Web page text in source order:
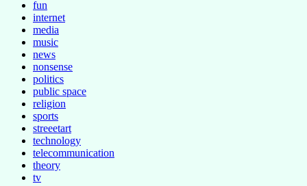
fun
internet
media
music
news
nonsense
politics
public space
religion
sports
streeetart
technology
telecommunication
theory
tv